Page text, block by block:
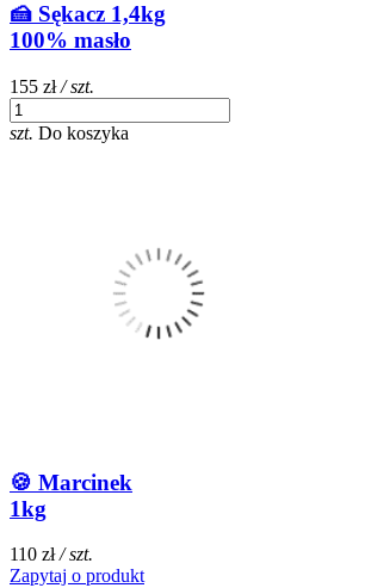
🍰 Sękacz 1,4kg
100% masło
155 zł / szt.
szt. Do koszyka
🍪 Marcinek
1kg
110 zł / szt.
Zapytaj o produkt